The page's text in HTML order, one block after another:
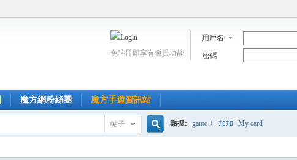
用戶名
密碼
免註冊即享有會員功能
魔方網粉絲團 魔方手遊資訊站
帖子 熱搜: game + 加加 My card